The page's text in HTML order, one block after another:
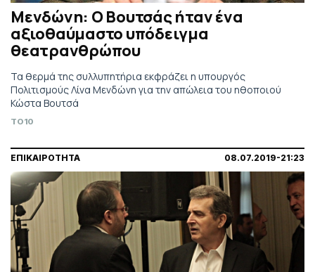
Μενδώνη: Ο Βουτσάς ήταν ένα
αξιοθαύμαστο υπόδειγμα
θεατρανθρώπου
Τα θερμά της συλλυπητήρια εκφράζει η υπουργός
Πολιτισμούς Λίνα Μενδώνη για την απώλεια του ηθοποιού
Κώστα Βουτσά
TO10
ΕΠΙΚΑΙΡΟΤΗΤΑ 08.07.2019-21:23